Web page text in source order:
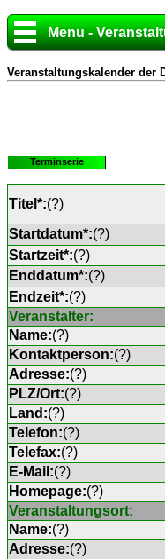
Menu -
Veranstaltungskalender der
Terminserie
Titel*:(?)
Startdatum*:(?)
Startzeit*:(?)
Enddatum*:(?)
Endzeit*:(?)
Veranstalter:
Name:(?)
Kontaktperson:(?)
Adresse:(?)
PLZ/Ort:(?)
Land:(?)
Telefon:(?)
Telefax:(?)
E-Mail:(?)
Homepage:(?)
Veranstaltungsort:
Name:(?)
Adresse:(?)